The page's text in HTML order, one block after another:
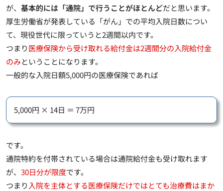
が、 基本的には「通院」で行うことがほとんどだと思います。
厚生労働省が発表している「がん」での平均入院日数につい
て、現役世代に限っていうと2週間以内です。
つまり医療保険から受け取れる給付金は2週間分の入院給付金
のみということになります。
一般的な入院日額5,000円の医療保険であれば
5,000円 × 14日 ＝ 7万円
です。
通院特約を付帯されている場合は通院給付金も受け取れます
が、 30日分が限度です。
つまり 入院を主体とする医療保険だけではとても治療費はまか